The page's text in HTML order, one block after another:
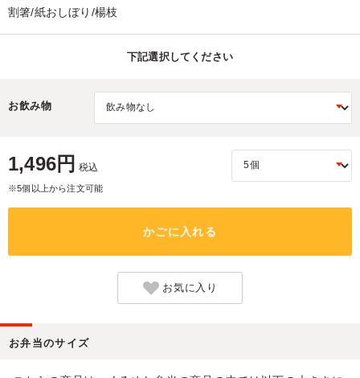
割箸/紙おしぼり/楊枝
下記選択してください
お飲み物
1,496円 税込
※5個以上から注文可能
かごに入れる
お気に入り
お弁当のサイズ